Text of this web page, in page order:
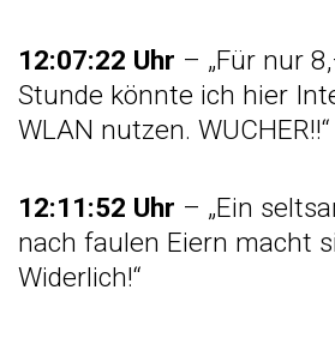
12:07:22 Uhr – „Für nur
Stunde könnte ich hier
WLAN nutzen. WUCHER!!“
12:11:52 Uhr – „Ein
nach faulen Eiern macht
Widerlich!“